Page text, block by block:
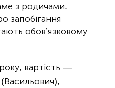
з родичами.
запобігання
обов’язковому
вартість —